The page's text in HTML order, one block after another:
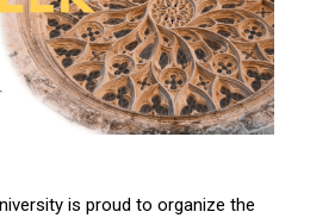
is proud to organize the